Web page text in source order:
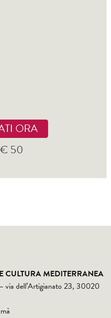
ORA
50
CULTURA MEDITERRANEA
via dell’Artigianato 23, 30020